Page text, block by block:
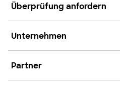
Überprüfung anfordern
Unternehmen
Partner